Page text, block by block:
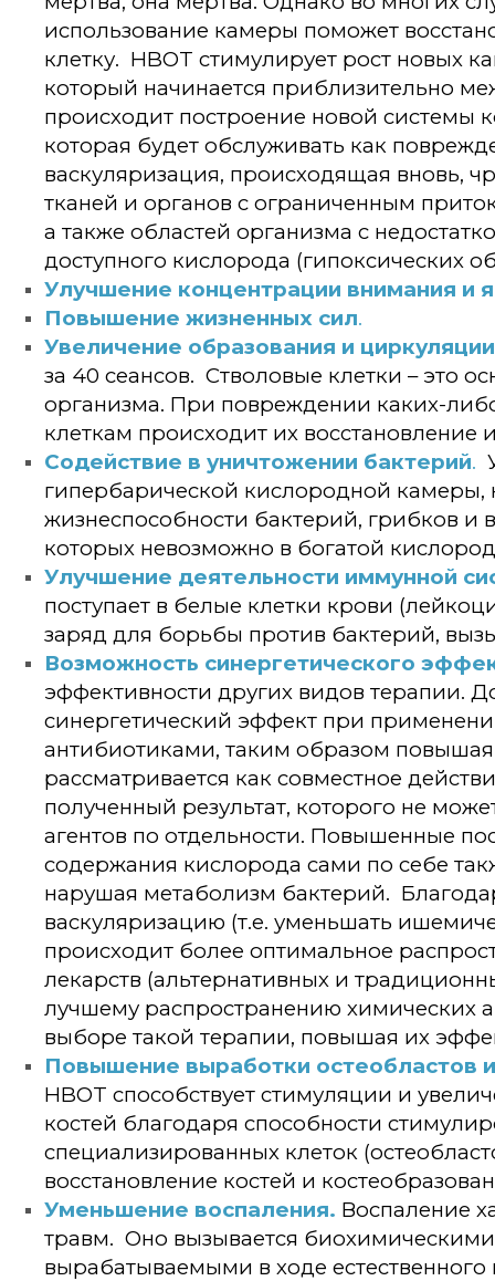
использование камеры поможет
клетку. HBOT стимулирует рост новых
который начинается приблизительно
происходит построение новой системы
которая будет обслуживать как
васкуляризация, происходящая вновь,
тканей и органов с ограниченным
а также областей организма с
доступного кислорода (гипоксических
Улучшение концентрации внимания и
Повышение жизненных сил.
Увеличение образования и
за 40 сеансов. Стволовые клетки – это
организма. При повреждении каких-
клеткам происходит их восстановление
Содействие в уничтожении бактерий.
гипербарической кислородной камеры,
жизнеспособности бактерий, грибков и
которых невозможно в богатой
Улучшение деятельности иммунной
поступает в белые клетки крови
заряд для борьбы против бактерий,
Возможность синергетического
эффективности других видов терапии.
синергетический эффект при
антибиотиками, таким образом
рассматривается как совместное
полученный результат, которого не
агентов по отдельности. Повышенные
содержания кислорода сами по себе
нарушая метаболизм бактерий.
васкуляризацию (т.е. уменьшать
происходит более оптимальное
лекарств (альтернативных и
лучшему распространению химических
выборе такой терапии, повышая их
Повышение выработки остеобластов
HBOT способствует стимуляции и
костей благодаря способности
специализированных клеток
восстановление костей и
Уменьшение воспаления. Воспаление
травм. Оно вызывается
вырабатываемыми в ходе естественного